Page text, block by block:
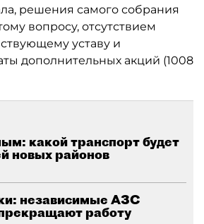
решения самого собрания
вопросу, отсутствием
уставу и
дополнительных акций (1008
какой транспорт будет
новых районов
независимые АЗС
работу